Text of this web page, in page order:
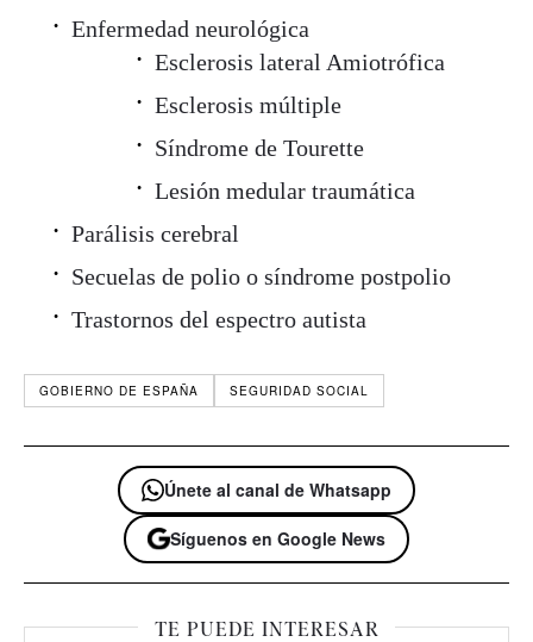
Enfermedad neurológica
Esclerosis lateral Amiotrófica
Esclerosis múltiple
Síndrome de Tourette
Lesión medular traumática
Parálisis cerebral
Secuelas de polio o síndrome postpolio
Trastornos del espectro autista
GOBIERNO DE ESPAÑA SEGURIDAD SOCIAL
Únete al canal de Whatsapp
Síguenos en Google News
TE PUEDE INTERESAR